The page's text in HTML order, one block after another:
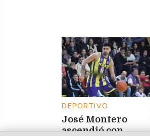
DEPORTIVO
José Montero
ascendió con